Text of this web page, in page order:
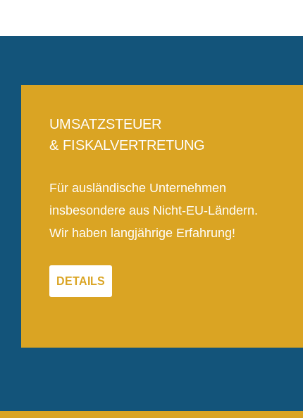
UMSATZSTEUER
& FISKALVERTRETUNG
Für ausländische Unternehmen
insbesondere aus Nicht-EU-Ländern.
Wir haben langjährige Erfahrung!
DETAILS